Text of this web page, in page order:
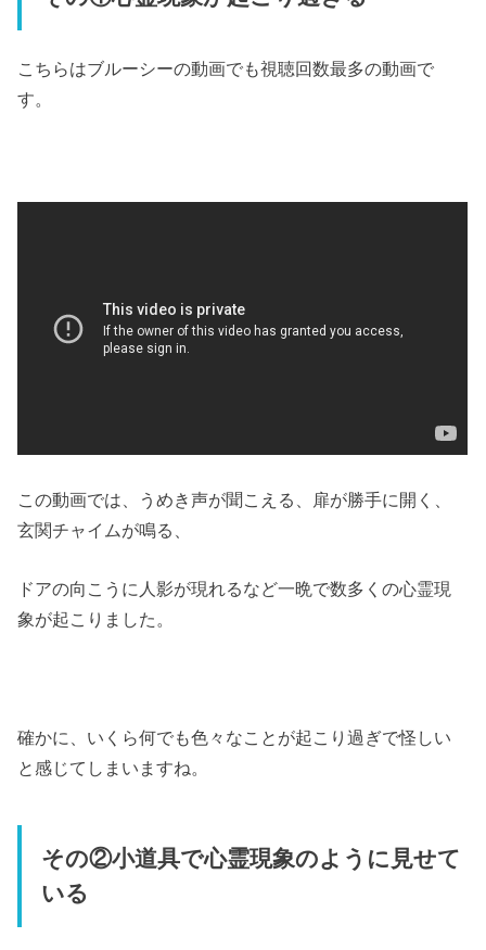
こちらはブルーシーの動画でも視聴回数最多の動画で
す。
この動画では、うめき声が聞こえる、扉が勝手に開く、
玄関チャイムが鳴る、
ドアの向こうに人影が現れるなど一晩で数多くの心霊現
象が起こりました。
確かに、いくら何でも色々なことが起こり過ぎで怪しい
と感じてしまいますね。
その②小道具で心霊現象のように見せて
いる